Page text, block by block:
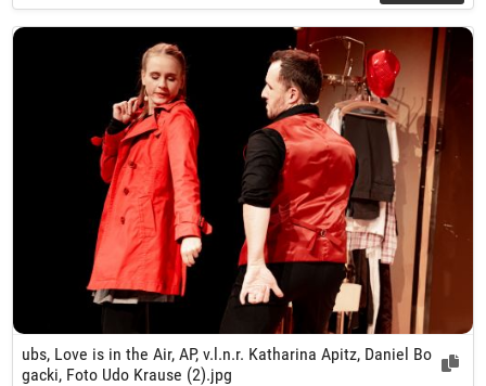
ubs, Love is in the Air, AP, v.l.n.r. Katharina Apitz, Daniel Bo
gacki, Foto Udo Krause (2).jpg